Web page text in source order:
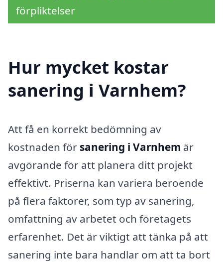
förpliktelser
Hur mycket kostar
sanering i Varnhem?
Att få en korrekt bedömning av
kostnaden för sanering i Varnhem är
avgörande för att planera ditt projekt
effektivt. Priserna kan variera beroende
på flera faktorer, som typ av sanering,
omfattning av arbetet och företagets
erfarenhet. Det är viktigt att tänka på att
sanering inte bara handlar om att ta bort